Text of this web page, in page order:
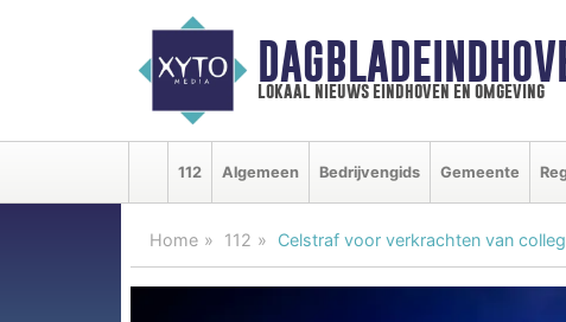
lokaal nieuws eindhoven en omgeving
112 Algemeen Bedrijvengids Gemeente
Home 112 Celstraf voor verkrachten van